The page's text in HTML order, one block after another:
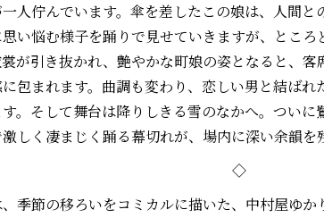
人佇んでいます。傘を差したこの娘は、人間と
い悩む様子を踊りで見せていきますが、とこ
が引き抜かれ、艶やかな町娘の姿となると、
包まれます。曲調も変わり、恋しい男と結ば
。そして舞台は降りしきる雪のなかへ。つい
しく凄まじく踊る幕切れが、場内に深い余韻を
◇
季節の移ろいをコミカルに描いた、中村屋ゆ